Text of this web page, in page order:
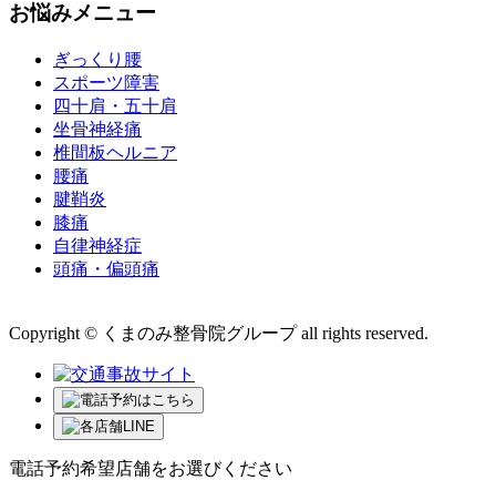
お悩みメニュー
ぎっくり腰
スポーツ障害
四十肩・五十肩
坐骨神経痛
椎間板ヘルニア
腰痛
腱鞘炎
膝痛
自律神経症
頭痛・偏頭痛
Copyright © くまのみ整骨院グループ all rights reserved.
電話予約希望店舗をお選びください